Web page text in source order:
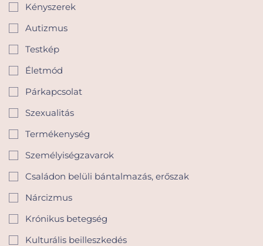
Kényszerek
Autizmus
Testkép
Életmód
Párkapcsolat
Szexualitás
Termékenység
Személyiségzavarok
Családon belüli bántalmazás, erőszak
Nárcizmus
Krónikus betegség
Kulturális beilleszkedés